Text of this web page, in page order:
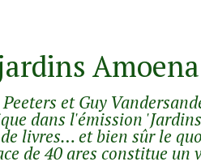
Amoena
et Guy
dans l'émission
livres… et bien sûr le
de 40 ares constitue